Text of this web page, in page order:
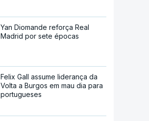
Yan Diomande reforça Real
Madrid por sete épocas
Felix Gall assume liderança da
Volta a Burgos em mau dia para
portugueses